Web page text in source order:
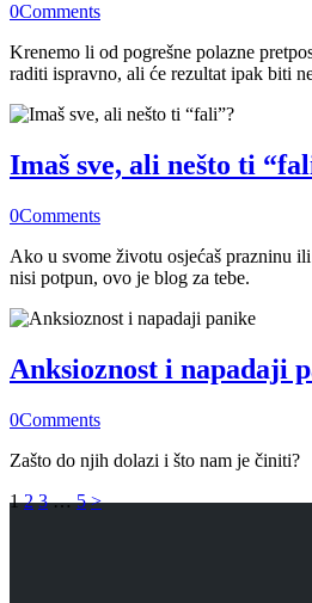
0Comments
Krenemo li od pogrešne polazne
raditi ispravno, ali će rezultat ipak biti
Imaš sve, ali nešto ti
0Comments
Ako u svome životu osjećaš prazninu
nisi potpun, ovo je blog za tebe.
Anksioznost i napadaji
0Comments
Zašto do njih dolazi i što nam je činiti?
Brojevi
Page
1Page
2Page
3 …Page
5 >